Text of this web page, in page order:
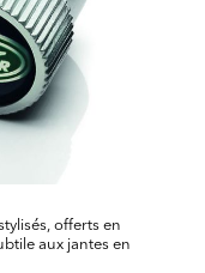
offerts en
aux jantes en